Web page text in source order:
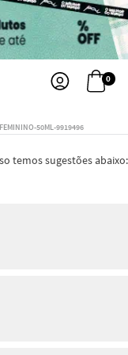
0
50ML-9919496
temos sugestões abaixo: